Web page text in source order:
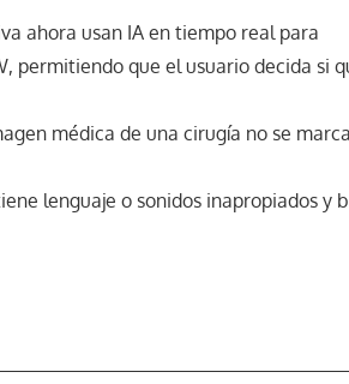
ahora usan IA en tiempo real para
permitiendo que el usuario decida si
médica de una cirugía no se
lenguaje o sonidos inapropiados y